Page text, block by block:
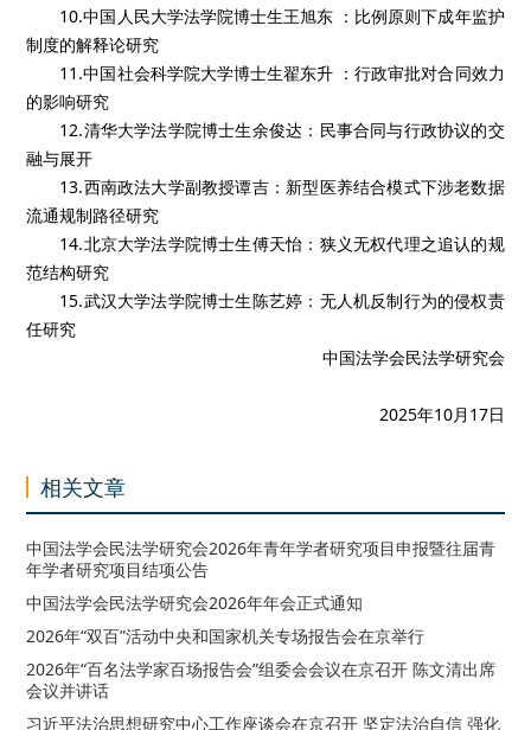
10.中国人民大学法学院博士生王旭东 ：比例原则下成年监护
制度的解释论研究
11.中国社会科学院大学博士生翟东升 ：行政审批对合同效力
的影响研究
12.清华大学法学院博士生余俊达：民事合同与行政协议的交
融与展开
13.西南政法大学副教授谭吉：新型医养结合模式下涉老数据
流通规制路径研究
14.北京大学法学院博士生傅天怡：狭义无权代理之追认的规
范结构研究
15.武汉大学法学院博士生陈艺婷：无人机反制行为的侵权责
任研究
中国法学会民法学研究会
2025年10月17日
相关文章
中国法学会民法学研究会2026年青年学者研究项目申报暨往届青
年学者研究项目结项公告
中国法学会民法学研究会2026年年会正式通知
2026年“双百”活动中央和国家机关专场报告会在京举行
2026年“百名法学家百场报告会”组委会会议在京召开 陈文清出席
会议并讲话
习近平法治思想研究中心工作座谈会在京召开 坚定法治自信 强化